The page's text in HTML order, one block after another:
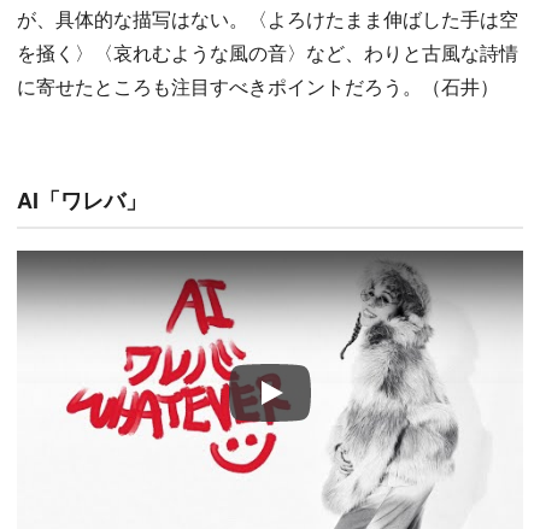
が、具体的な描写はない。〈よろけたまま伸ばした手は空
を掻く〉〈哀れむような風の音〉など、わりと古風な詩情
に寄せたところも注目すべきポイントだろう。（石井）
AI「ワレバ」
Play